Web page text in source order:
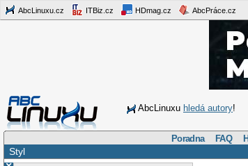
AbcLinuxu.cz ITBiz.cz HDmag.cz AbcPráce.cz
AbcLinuxu hledá autory!
Poradna FAQ
Styl